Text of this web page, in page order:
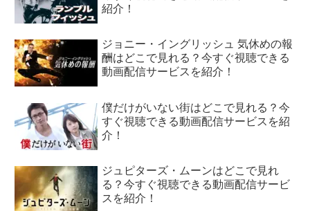
紹介！
ジョニー・イングリッシュ 気休めの報
酬はどこで見れる？今すぐ視聴できる
動画配信サービスを紹介！
僕だけがいない街はどこで見れる？今
すぐ視聴できる動画配信サービスを紹
介！
ジュピターズ・ムーンはどこで見れ
る？今すぐ視聴できる動画配信サービ
スを紹介！